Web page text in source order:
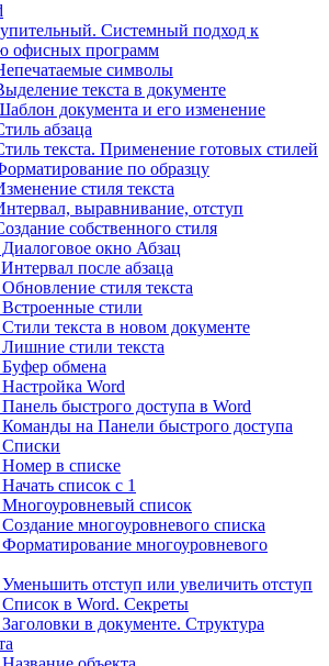
Системный подход к
офисных программ
символы
текста в документе
документа и его изменение
абзаца
текста. Применение готовых стилей
по образцу
стиля текста
выравнивание, отступ
собственного стиля
окно Абзац
после абзаца
стиля текста
стили
текста в новом документе
стили текста
обмена
Word
быстрого доступа в Word
на Панели быстрого доступа
в списке
список с 1
список
многоуровневого списка
многоуровневого
отступ или увеличить отступ
в Word. Секреты
в документе. Структура